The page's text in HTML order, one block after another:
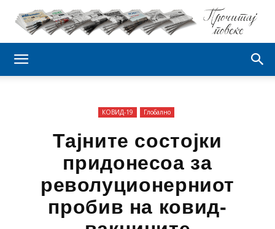
КОВИД-19 Глобално
Тајните состојки
придонесоа за
револуционерниот
пробив на ковид-